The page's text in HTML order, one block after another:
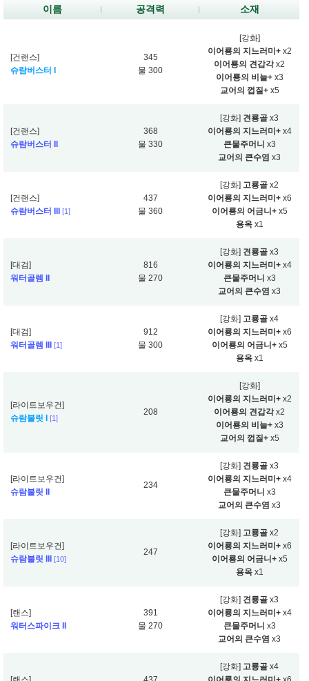
이름 공격력 소재
[건랜스]
슈람버스터 I
345
물 300
[강화]
이어룡의 지느러미+x2
이어룡의 견갑각x2
이어룡의 비늘+x3
교어의 껍질+x5
[건랜스]
슈람버스터 II
368
물 330
[강화] 견룡골 x3
이어룡의 지느러미+x4
큰물주머니 x3
교어의 큰수염 x3
[건랜스]
슈람버스터 III
[1]
437
물 360
[강화] 고룡골 x2
이어룡의 지느러미+x6
이어룡의 어금니+x5
용옥x1
[대검]
워터골렘 II
816
물 270
[강화] 견룡골 x3
이어룡의 지느러미+x4
큰물주머니 x3
교어의 큰수염 x3
[대검]
워터골렘 III
[1]
912
물 300
[강화] 고룡골 x4
이어룡의 지느러미+x6
이어룡의 어금니+x5
용옥x1
[라이트보우건]
슈람불릿 I
[1]
208
[강화]
이어룡의 지느러미+x2
이어룡의 견갑각x2
이어룡의 비늘+x3
교어의 껍질+x5
[라이트보우건]
슈람불릿 II
234
[강화] 견룡골 x3
이어룡의 지느러미+x4
큰물주머니 x3
교어의 큰수염 x3
[라이트보우건]
슈람불릿 III
[10]
247
[강화] 고룡골 x2
이어룡의 지느러미+x6
이어룡의 어금니+x5
용옥x1
[랜스]
워터스파이크 II
391
물 270
[강화] 견룡골 x3
이어룡의 지느러미+x4
큰물주머니 x3
교어의 큰수염 x3
[강화] 고룡골 x4